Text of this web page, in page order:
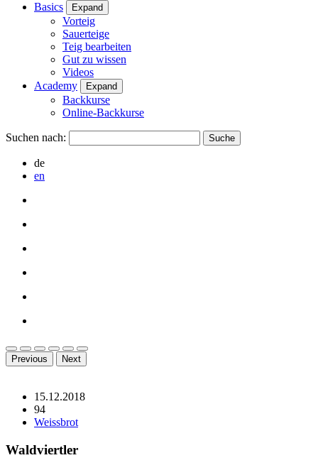
Basics
Expand
Vorteig
Sauerteige
Teig bearbeiten
Gut zu wissen
Videos
Academy
Expand
Backkurse
Online-Backkurse
Suchen nach:
de
en
Previous Next
15.12.2018
94
Weissbrot
Waldviertler